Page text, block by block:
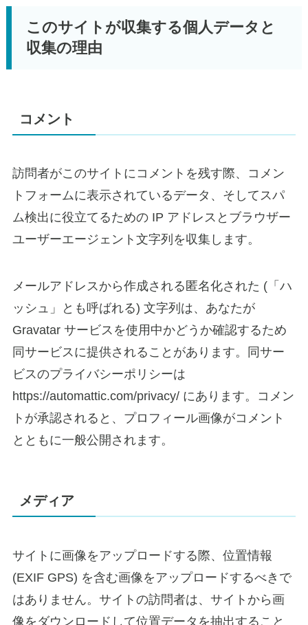
このサイトが収集する個人データと
収集の理由
コメント
訪問者がこのサイトにコメントを残す際、コメン
トフォームに表示されているデータ、そしてスパ
ム検出に役立てるための IP アドレスとブラウザー
ユーザーエージェント文字列を収集します。
メールアドレスから作成される匿名化された (「ハ
ッシュ」とも呼ばれる) 文字列は、あなたが
Gravatar サービスを使用中かどうか確認するため
同サービスに提供されることがあります。同サー
ビスのプライバシーポリシーは
https://automattic.com/privacy/ にあります。コメン
トが承認されると、プロフィール画像がコメント
とともに一般公開されます。
メディア
サイトに画像をアップロードする際、位置情報
(EXIF GPS) を含む画像をアップロードするべきで
はありません。サイトの訪問者は、サイトから画
像をダウンロードして位置データを抽出すること